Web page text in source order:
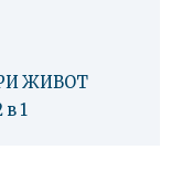
ЖИВОТ
1